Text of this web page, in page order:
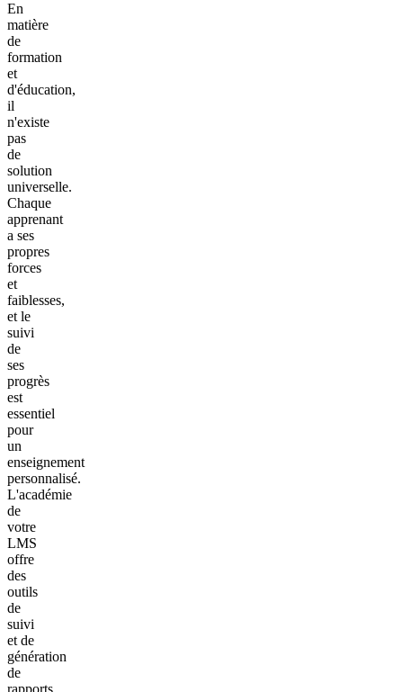
En
matière
de
formation
et
d'éducation,
il
n'existe
pas
de
solution
universelle.
Chaque
apprenant
a ses
propres
forces
et
faiblesses,
et le
suivi
de
ses
progrès
est
essentiel
pour
un
enseignement
personnalisé.
L'académie
de
votre
LMS
offre
des
outils
de
suivi
et de
génération
de
rapports